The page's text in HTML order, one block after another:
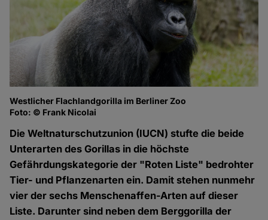
Westlicher Flachlandgorilla im Berliner Zoo
Foto: © Frank Nicolai
Die Weltnaturschutzunion (IUCN) stufte die beide
Unterarten des Gorillas in die höchste
Gefährdungskategorie der "Roten Liste" bedrohter
Tier- und Pflanzenarten ein. Damit stehen nunmehr
vier der sechs Menschenaffen-Arten auf dieser
Liste. Darunter sind neben dem Berggorilla der